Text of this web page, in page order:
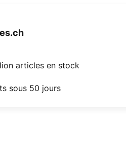
articles en stock
sous 50 jours